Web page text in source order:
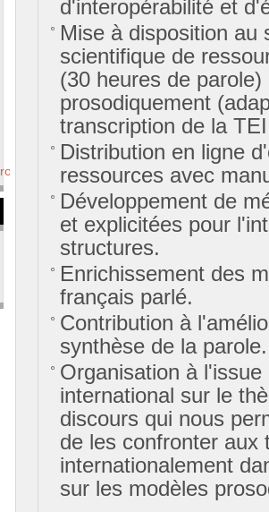
phd/tests/VoCoX2F/
d'interopérabilité et
Mise à disposition au
scientifique de
(30 heures de
prosodiquement
transcription de la
Distribution en ligne
ressources avec
Développement de
et explicitées pour
structures.
Enrichissement des
français parlé.
Contribution à
synthèse de la parole.
Organisation à
international sur le
discours qui nous
de les confronter aux
internationalement
sur les modèles